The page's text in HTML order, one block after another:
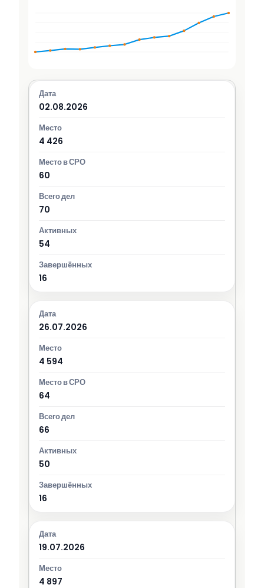
02.08.2026
4 426
60
70
54
16
26.07.2026
4 594
64
66
50
16
19.07.2026
4 897